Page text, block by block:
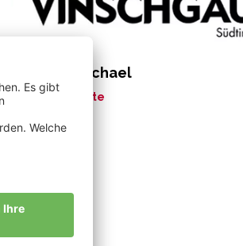
Perkmann Michael
Meine Geschichte